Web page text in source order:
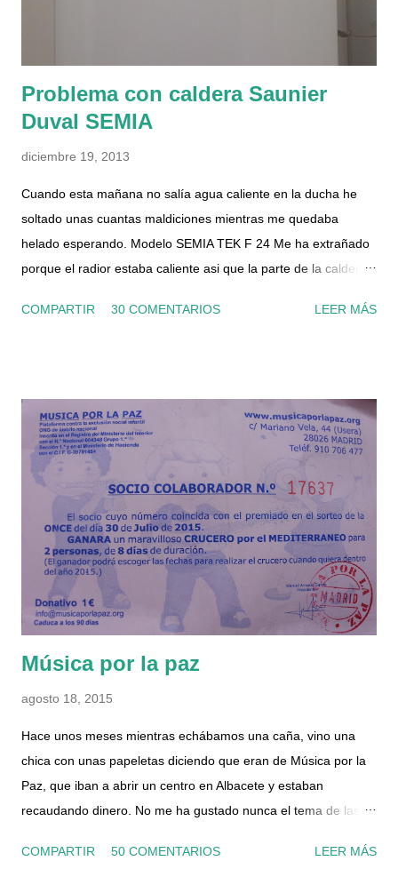
Problema con caldera Saunier
Duval SEMIA
diciembre 19, 2013
Cuando esta mañana no salía agua caliente en la ducha he
soltado unas cuantas maldiciones mientras me quedaba
helado esperando. Modelo SEMIA TEK F 24 Me ha extrañado
porque el radior estaba caliente asi que la parte de la caldera
luz era correcto. Le he dado al botón de rearme, la he
entrada del circuito de agua sanitaria, asi que me he dispuesto
ha echarle un ojo. Por supuesto lo he desconectado de la
corriente, he cortado el gas y la llave de entrada de agua a la
caldera, que es el segundo tubo de la izquierda (la llave es de
color azul). También he abierto un grifo de agua caliente del
baño, por el cual no salía nada ya que había cortado la
entrada de agua en la caldera. Para quitar el tapón del filtro,
primero hay q...
COMPARTIR 30 COMENTARIOS LEER MÁS
Música por la paz
agosto 18, 2015
Hace unos meses mientras echábamos una caña, vino una
chica con unas papeletas diciendo que eran de Música por la
Paz, que iban a abrir un centro en Albacete y estaban
recaudando dinero. No me ha gustado nunca el tema de las
algo o no, ni conozco a nadie que le haya tocado algo nunca...
COMPARTIR 50 COMENTARIOS LEER MÁS